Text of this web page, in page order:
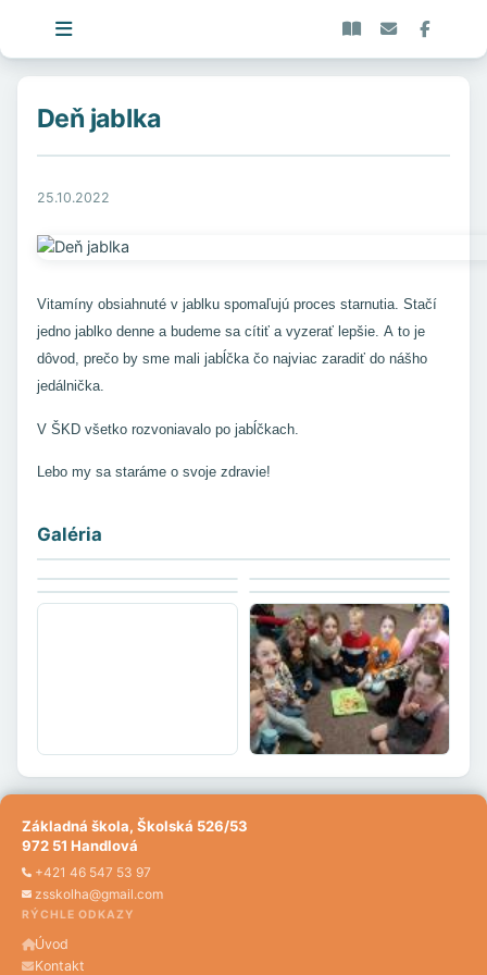
Deň jablka
25.10.2022
Vitamíny obsiahnuté v jablku spomaľujú proces starnutia. Stačí
jedno jablko denne a budeme sa cítiť a vyzerať lepšie. A to je
dôvod, prečo by sme mali jabĺčka čo najviac zaradiť do nášho
jedálnička.
V ŠKD všetko rozvoniavalo po jabĺčkach.
Lebo my sa staráme o svoje zdravie!
Galéria
Základná škola, Školská 526/53
972 51 Handlová
+421 46 547 53 97
zsskolha@gmail.com
RÝCHLE ODKAZY
Úvod
Kontakt